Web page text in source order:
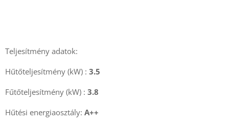
Teljesítmény adatok:
Hűtőteljesítmény (kW) : 3.5
Fűtőteljesítmény (kW) : 3.8
Hűtési energiaosztály: A++